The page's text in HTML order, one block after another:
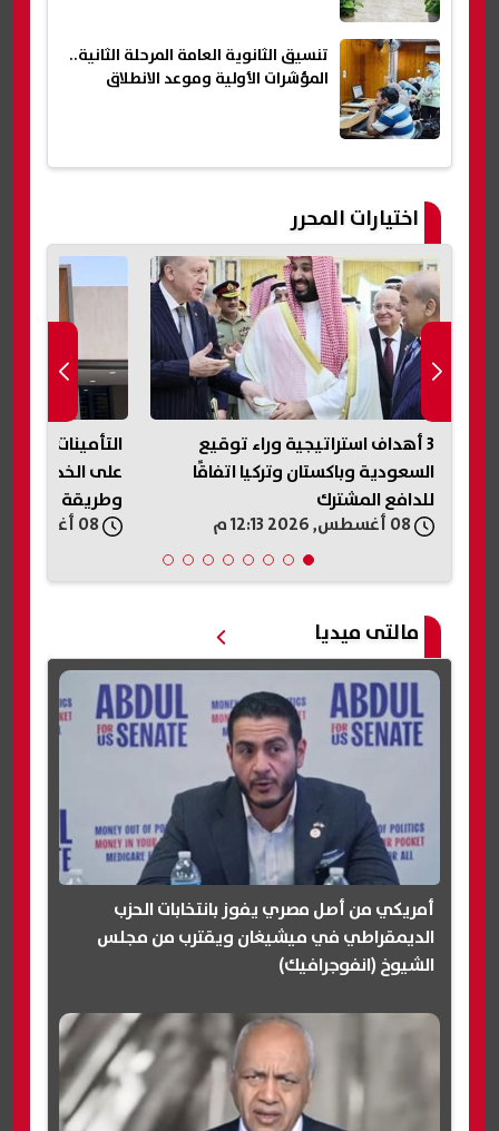
تنسيق الثانوية العامة المرحلة الثانية..
المؤشرات الأولية وموعد الانطلاق
اختيارات المحرر
التأمينات الاجتماعية 2026.. تعرف
على الخدمات الإلكترونية الجديدة
وطريقة الاستفادة منها
عاجل| أزمة
فتح ملف
بأسماء
تحسم الجدل
مالتى ميديا
أمريكي من أصل مصري يفوز بانتخابات الحزب
الديمقراطي في ميشيغان ويقترب من مجلس
الشيوخ (انفوجرافيك)